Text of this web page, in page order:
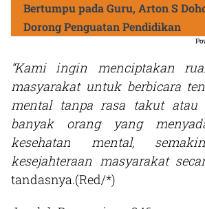
Bertumpu pada Guru, Arton S
Dorong Penguatan Pendidikan
“Kami ingin menciptakan
masyarakat untuk berbicara
mental tanpa rasa takut atau
banyak orang yang
kesehatan mental,
kesejahteraan masyarakat
tandasnya.(Red/*)